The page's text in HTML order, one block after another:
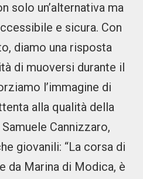
solo un’alternativa ma
e sicura. Con
diamo una risposta
di muoversi durante il
l’immagine di
alla qualità della
Cannizzaro,
giovanili: “La corsa di
da Marina di Modica, è